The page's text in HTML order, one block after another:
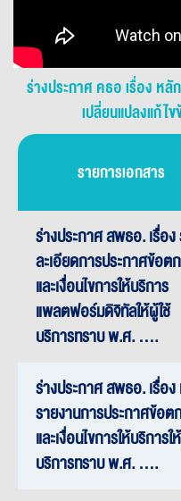
ร่างประกาศ คธอ เรื่อง หลั
เปลี่ยนแปลงแก้ไ
รายการเอกสาร
ร่างประกาศ สพธอ. เรื่อง
ละเอียดการประกาศข้อต
และเงื่อนไขการให้บริการ
แพลตฟอร์มดิจิทัลให้ผู้ใช้
บริการทราบ พ.ศ. ....
ร่างประกาศ สพธอ. เรื่อง
รายงานการประกาศข้อต
และเงื่อนไขการให้บริการใ
บริการทราบ พ.ศ. ....